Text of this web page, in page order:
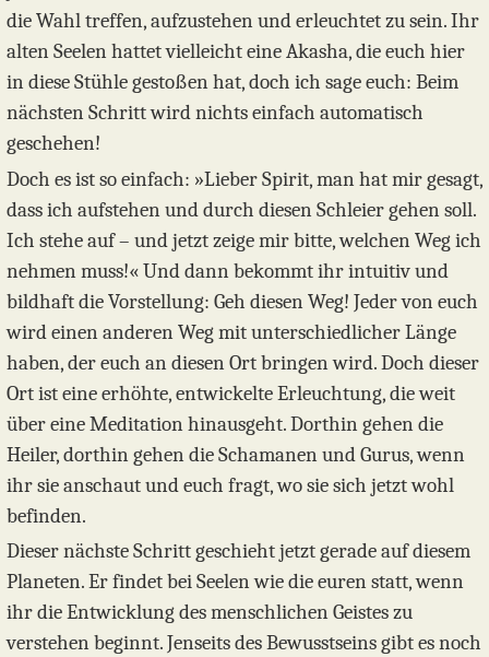
die Wahl treffen, aufzustehen und erleuchtet zu sein. Ihr
alten Seelen hattet vielleicht eine Akasha, die euch hier
in diese Stühle gestoßen hat, doch ich sage euch: Beim
nächsten Schritt wird nichts einfach automatisch
geschehen!
Doch es ist so einfach: »Lieber Spirit, man hat mir gesagt,
dass ich aufstehen und durch diesen Schleier gehen soll.
Ich stehe auf – und jetzt zeige mir bitte, welchen Weg ich
nehmen muss!« Und dann bekommt ihr intuitiv und
bildhaft die Vorstellung: Geh diesen Weg! Jeder von euch
wird einen anderen Weg mit unterschiedlicher Länge
haben, der euch an diesen Ort bringen wird. Doch dieser
Ort ist eine erhöhte, entwickelte Erleuchtung, die weit
über eine Meditation hinausgeht. Dorthin gehen die
Heiler, dorthin gehen die Schamanen und Gurus, wenn
ihr sie anschaut und euch fragt, wo sie sich jetzt wohl
befinden.
Dieser nächste Schritt geschieht jetzt gerade auf diesem
Planeten. Er findet bei Seelen wie die euren statt, wenn
ihr die Entwicklung des menschlichen Geistes zu
verstehen beginnt. Jenseits des Bewusstseins gibt es noch